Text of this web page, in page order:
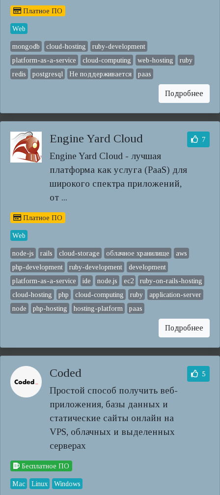
Платное ПО
Web
mongodb cloud-hosting
ruby-development
platform-as-a-service
cloud-computing web-hosting
ruby
redis
postgresql Не поддерживается paas
Подробнее
Engine Yard Cloud
Engine Yard Cloud - лучшая
платформа как услуга (PaaS) для
широкого спектра приложений,
от ...
7
Платное ПО
Web
node-js rails cloud-storage облачное хранилище
aws
php-development
ruby-development
development
platform-as-a-service
ide node.js ec2
ruby-on-rails-hosting
cloud-hosting
php cloud-computing ruby
application-server
node
php-hosting hosting-platform paas
Подробнее
Coded
Простой способ получить веб-
приложения, базы данных и
статические сайты онлайн на
VPS, облачных и выделенных
серверах
5
Бесплатное ПО
Mac Linux Windows